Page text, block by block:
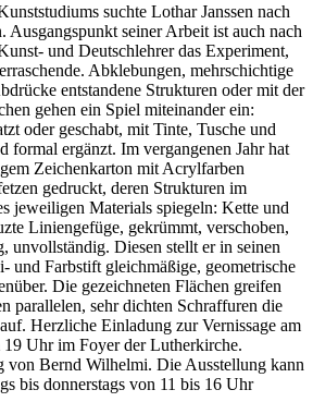
suchte Lothar Janssen nach
Ausgangspunkt seiner Arbeit ist auch nach
und Deutschlehrer das Experiment,
Abklebungen, mehrschichtige
entstandene Strukturen oder mit der
gehen ein Spiel miteinander ein:
oder geschabt, mit Tinte, Tusche und
formal ergänzt. Im vergangenen Jahr hat
Zeichenkarton mit Acrylfarben
gedruckt, deren Strukturen im
jeweiligen Materials spiegeln: Kette und
Liniengefüge, gekrümmt, verschoben,
unvollständig. Diesen stellt er in seinen
und Farbstift gleichmäßige, geometrische
Die gezeichneten Flächen greifen
parallelen, sehr dichten Schraffuren die
Herzliche Einladung zur Vernissage am
Uhr im Foyer der Lutherkirche.
von Bernd Wilhelmi. Die Ausstellung kann
bis donnerstags von 11 bis 16 Uhr